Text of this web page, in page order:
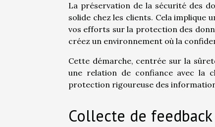
La préservation de la sécurité des
solide chez les clients. Cela implique
vos efforts sur la protection des
créez un environnement où la
Cette démarche, centrée sur la
une relation de confiance avec la
protection rigoureuse des
Collecte de feedback